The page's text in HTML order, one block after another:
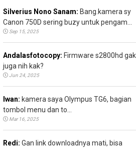
Silverius Nono Sanam: Bang.kamera sy
Canon 750D sering buzy untuk pengam...
Sep 15, 2025
Andalasfotocopy: Firmware s2800hd gak
juga nih kak?
Jun 24, 2025
Iwan: kamera saya Olympus TG6, bagian
tombol menu dan to...
Mar 16, 2025
Redi: Gan link downloadnya mati, bisa